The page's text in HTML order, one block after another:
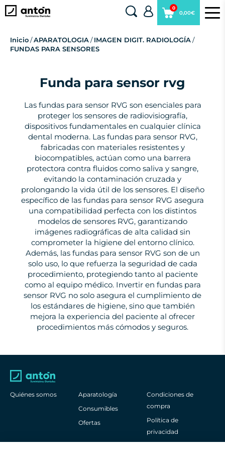
0,00€
0
Inicio/APARATOLOGIA/IMAGEN DIGIT. RADIOLOGÍA/
FUNDAS PARA SENSORES
Funda para sensor rvg
Las fundas para sensor RVG son esenciales para
proteger los sensores de radiovisiografía,
dispositivos fundamentales en cualquier clínica
dental moderna. Las fundas para sensor RVG,
fabricadas con materiales resistentes y
biocompatibles, actúan como una barrera
protectora contra fluidos como saliva y sangre,
evitando la contaminación cruzada y
prolongando la vida útil de los sensores. El diseño
específico de las fundas para sensor RVG asegura
una compatibilidad perfecta con los distintos
modelos de sensores RVG, garantizando
imágenes radiográficas de alta calidad sin
comprometer la higiene del entorno clínico.
Además, las fundas para sensor RVG son de un
solo uso, lo que refuerza la seguridad de cada
procedimiento, protegiendo tanto al paciente
como al equipo médico. Invertir en fundas para
sensor RVG no solo asegura el cumplimiento de
los estándares de higiene, sino que también
mejora la experiencia del paciente al ofrecer
procedimientos más cómodos y seguros.
Quiénes somos
Aparatología
Consumibles
Ofertas
Condiciones de
compra
Política de
privacidad